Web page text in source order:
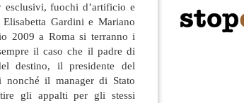
esclusivi, fuochi d’artificio e
Gardini e Mariano
2009 a Roma si terranno i
il caso che il padre di
destino, il presidente del
il manager di Stato
gli appalti per gli stessi